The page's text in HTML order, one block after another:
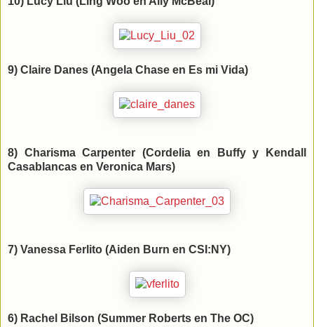
9) Claire Danes (Angela Chase en Es mi Vida)
8) Charisma Carpenter (Cordelia en Buffy y Kendall
Casablancas en Veronica Mars)
7) Vanessa Ferlito (Aiden Burn en CSI:NY)
6) Rachel Bilson (Summer Roberts en The OC)